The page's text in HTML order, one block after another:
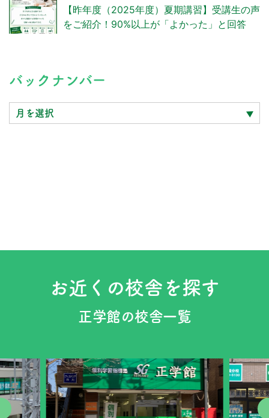
【昨年度（2025年度）夏期講習】受講生の声
をご紹介！90%以上が「よかった」と回答
バックナンバー
ク
お近くの校舎を探す
正学館の校舎一覧